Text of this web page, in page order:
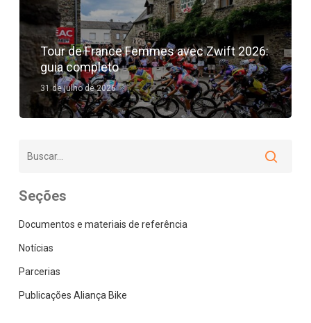
Tour de France Femmes avec Zwift 2026:
guia completo
31 de julho de 2026
Seções
Documentos e materiais de referência
Notícias
Parcerias
Publicações Aliança Bike